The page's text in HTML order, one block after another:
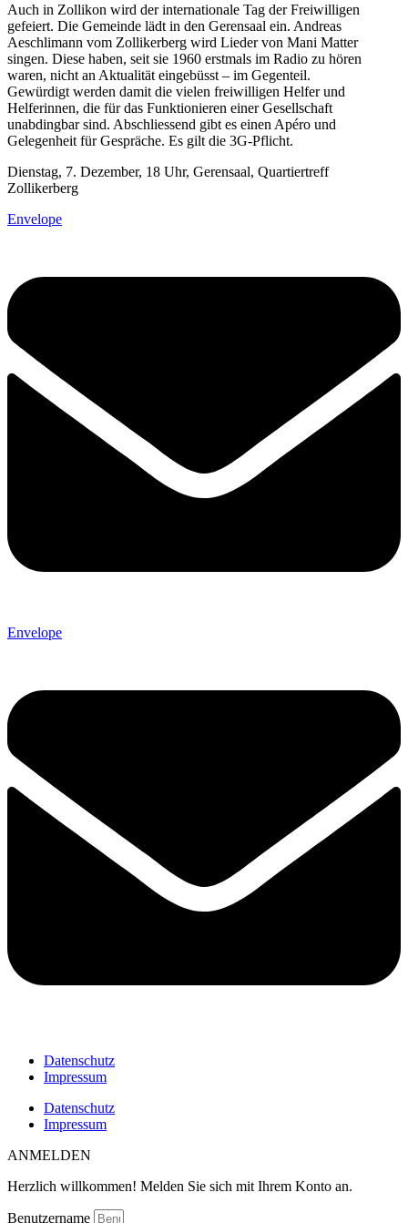
Auch in Zollikon wird der internationale Tag der Freiwilligen
gefeiert. Die Gemeinde lädt in den Gerensaal ein. Andreas
Aeschlimann vom Zollikerberg wird Lieder von Mani Matter
singen. Diese haben, seit sie 1960 erstmals im Radio zu hören
waren, nicht an Aktualität eingebüsst – im Gegenteil.
Gewürdigt werden damit die vielen freiwilligen Helfer und
Helferinnen, die für das Funktionieren einer Gesellschaft
unabdingbar sind. Abschliessend gibt es einen Apéro und
Gelegenheit für Gespräche. Es gilt die 3G-Pflicht.
Dienstag, 7. Dezember, 18 Uhr, Gerensaal, Quartiertreff
Zollikerberg
Envelope
Envelope
Datenschutz
Impressum
Datenschutz
Impressum
ANMELDEN
Herzlich willkommen! Melden Sie sich mit Ihrem Konto an.
Benutzername